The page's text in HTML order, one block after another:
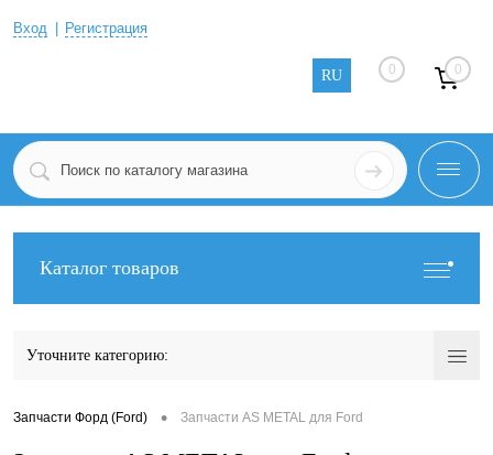
Вход Регистрация
RU 0 0
Каталог товаров
Уточните категорию:
Запчасти Форд (Ford) • Запчасти AS METAL для Ford